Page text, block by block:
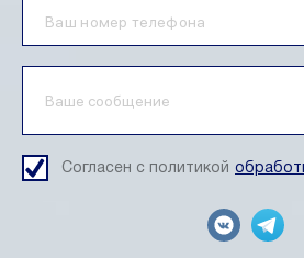
Согласен с политикой